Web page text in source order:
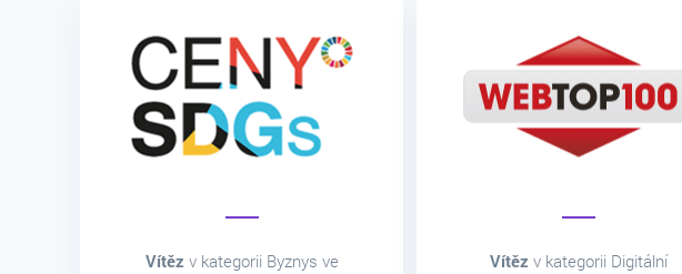
Vítěz v kategorii Byznys ve
Vítěz v kategorii Digitální